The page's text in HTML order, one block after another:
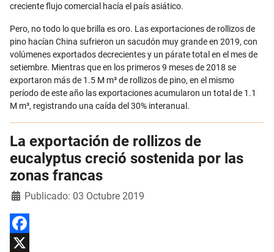
creciente flujo comercial hacía el país asiático.
Pero, no todo lo que brilla es oro. Las exportaciones de rollizos de
pino hacían China sufrieron un sacudón muy grande en 2019, con
volúmenes exportados decrecientes y un párate total en el mes de
setiembre. Mientras que en los primeros 9 meses de 2018 se
exportaron más de 1.5 M m³ de rollizos de pino, en el mismo
período de este año las exportaciones acumularon un total de 1.1
M m³, registrando una caída del 30% interanual.
La exportación de rollizos de
eucalyptus creció sostenida por las
zonas francas
Detalles
Publicado: 03 Octubre 2019
Facebook